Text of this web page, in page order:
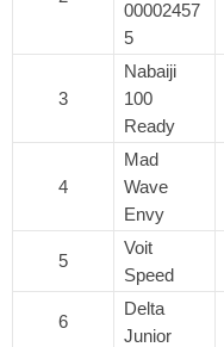
00002457
5
3
Nabaiji
100
Ready
4
Mad
Wave
Envy
5
Voit
Speed
6
Delta
Junior